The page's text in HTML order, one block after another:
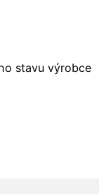
stavu výrobce